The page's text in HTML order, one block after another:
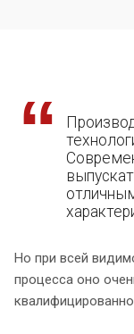
Но при всей
процесса оно